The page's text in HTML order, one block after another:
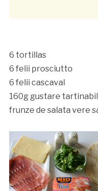
6 tortillas
6 felii prosciutto
6 felii cascaval
160g gustare
frunze de salata vere